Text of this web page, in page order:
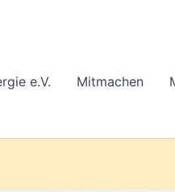
e.V. Mitmachen